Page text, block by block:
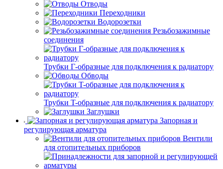
Отводы
Переходники
Водорозетки
Резьбозажимные
соединения
Трубки Г-образные для подключения к радиатору
Обводы
Трубки T-образные для подключения к радиатору
Заглушки
Запорная и
регулирующая арматура
Вентили
для отопительных приборов